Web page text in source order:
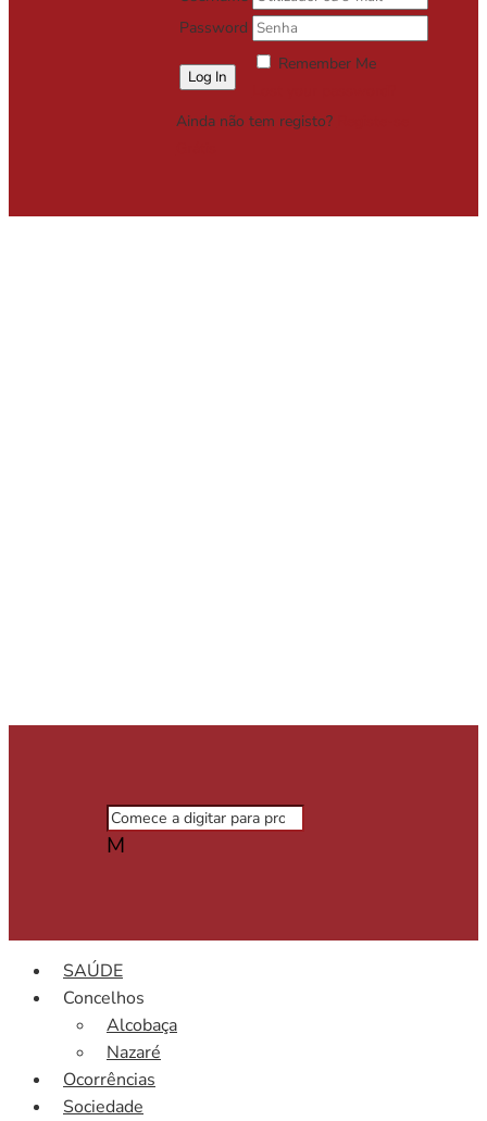
Password
Remember Me
Ainda não tem registo?
M
SAÚDE
Concelhos
Alcobaça
Nazaré
Ocorrências
Sociedade